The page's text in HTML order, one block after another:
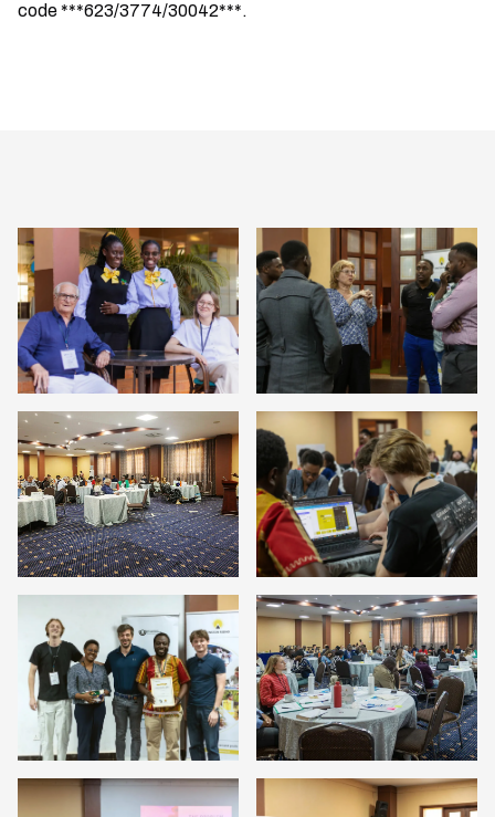
code ***623/3774/30042***.